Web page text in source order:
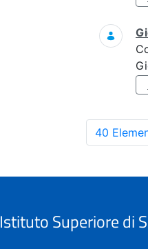
40
Istituto Superiore di